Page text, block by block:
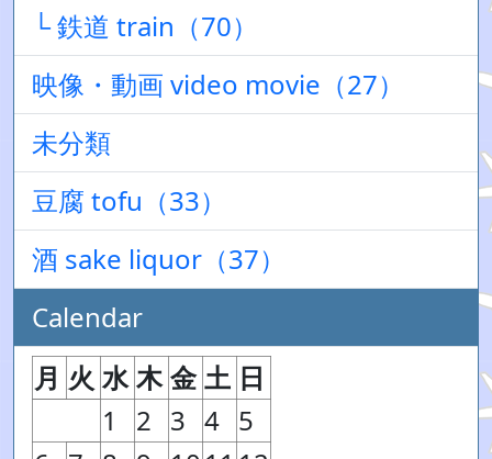
└ 鉄道 train（70）
映像・動画 video movie（27）
未分類
豆腐 tofu（33）
酒 sake liquor（37）
Calendar
月 火 水 木 金 土 日
1
2 3 4 5